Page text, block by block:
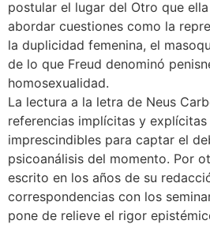
postular el lugar del Otro que
abordar cuestiones como la
la duplicidad femenina, el
de lo que Freud denominó
homosexualidad.
La lectura a la letra de Neus
referencias implícitas y
imprescindibles para captar el
psicoanálisis del momento. Por
escrito en los años de su
correspondencias con los
pone de relieve el rigor